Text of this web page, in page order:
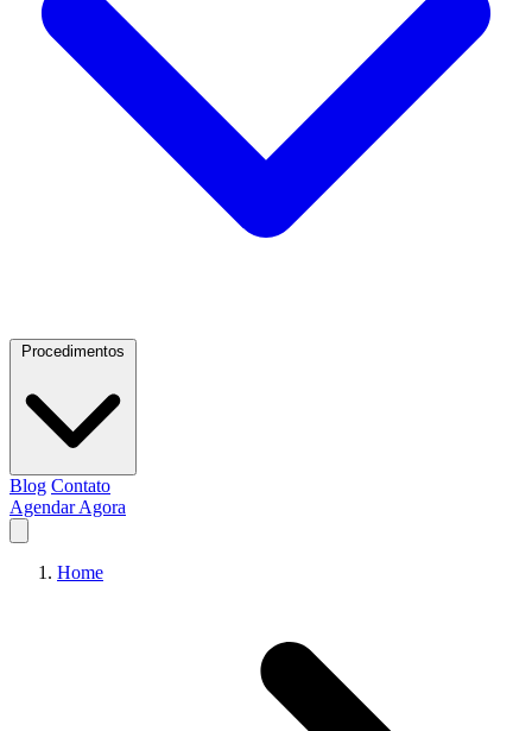
Blog Contato
Agendar Agora
Home